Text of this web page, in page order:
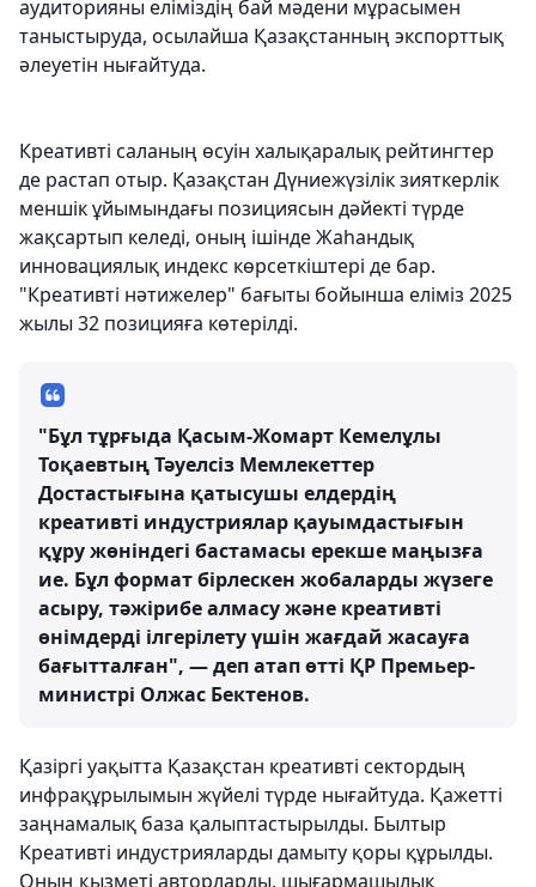
аудиторияны еліміздің бай мәдени мұрасымен
таныстыруда, осылайша Қазақстанның экспорттық
әлеуетін нығайтуда.
Креативті саланың өсуін халықаралық рейтингтер
де растап отыр. Қазақстан Дүниежүзілік зияткерлік
меншік ұйымындағы позициясын дәйекті түрде
жақсартып келеді, оның ішінде Жаһандық
инновациялық индекс көрсеткіштері де бар.
"Креативті нәтижелер" бағыты бойынша еліміз 2025
жылы 32 позицияға көтерілді.
"Бұл тұрғыда Қасым-Жомарт Кемелұлы
Тоқаевтың Тәуелсіз Мемлекеттер
Достастығына қатысушы елдердің
креативті индустриялар қауымдастығын
құру жөніндегі бастамасы ерекше маңызға
ие. Бұл формат бірлескен жобаларды жүзеге
асыру, тәжірибе алмасу және креативті
өнімдерді ілгерілету үшін жағдай жасауға
бағытталған", — деп атап өтті ҚР Премьер-
министрі Олжас Бектенов.
Қазіргі уақытта Қазақстан креативті сектордың
инфрақұрылымын жүйелі түрде нығайтуда. Қажетті
заңнамалық база қалыптастырылды. Былтыр
Креативті индустрияларды дамыту қоры құрылды.
Оның қызметі авторларды, шығармашылық